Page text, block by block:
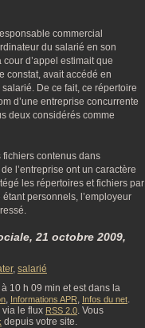
commercial
du salarié en son
d’appel estimait que
constat, avait accédé en
De ce fait, ce répertoire
d’une entreprise concurrente
deux considérés comme
fichiers contenus dans
l’entreprise ont un caractère
les répertoires et fichiers par
personnels, l’employeur
21 octobre 2009,
, salarié
10 h 09 min et est dans la
, Informations APR, Infos du net.
via le flux RSS 2.0. Vous
depuis votre site.